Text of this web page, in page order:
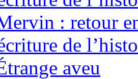
: retour
de
aveu